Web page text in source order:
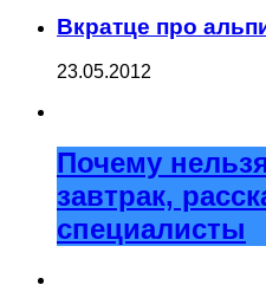
Вкратце про
23.05.2012
Почему
завтрак,
специалисты